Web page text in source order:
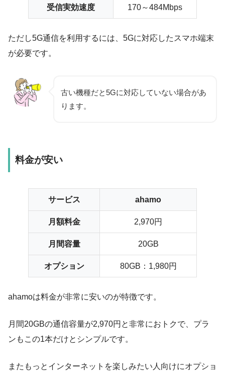
受信実効速度 170～484Mbps
ただし5G通信を利用するには、5Gに対応したスマホ端末
が必要です。
古い機種だと5Gに対応していない場合があ
ります。
料金が安い
サービス ahamo
月額料金 2,970円
月間容量 20GB
オプション 80GB：1,980円
ahamoは料金が非常に安いのが特徴です。
月間20GBの通信容量が2,970円と非常におトクで、プラ
ンもこの1本だけとシンプルです。
またもっとインターネットを楽しみたい人向けにオプショ